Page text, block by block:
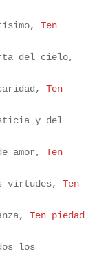
Ten
Ten
y del
amor, Ten
virtudes, Ten
Ten piedad
los